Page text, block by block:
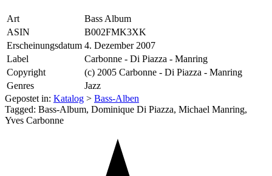
Art
Bass Album
ASIN
B002FMK3XK
Erscheinungsdatum 4. Dezember 2007
Label
Carbonne - Di Piazza - Manring
Copyright
(c) 2005 Carbonne - Di Piazza - Manring
Genres
Jazz
Gepostet in: Katalog > Bass-Alben
Tagged: Bass-Album, Dominique Di Piazza, Michael Manring,
Yves Carbonne